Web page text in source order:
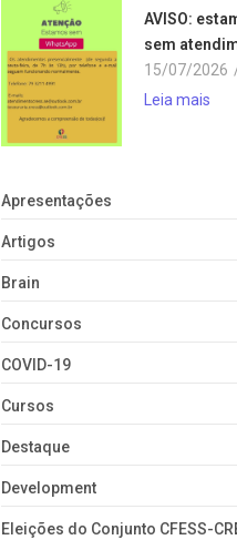
AVISO:
sem
15/07/2026
Leia mais
Apresentações
Artigos
Brain
Concursos
COVID-19
Cursos
Destaque
Development
Eleições do Conjunto CFESS-